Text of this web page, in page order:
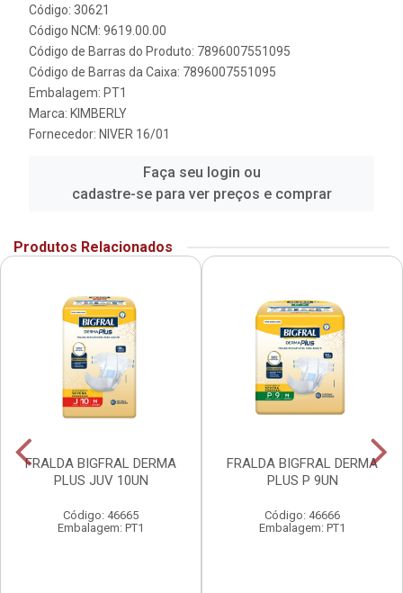
Código: 30621
Código NCM: 9619.00.00
Código de Barras do Produto: 7896007551095
Código de Barras da Caixa: 7896007551095
Embalagem: PT1
Marca: KIMBERLY
Fornecedor: NIVER 16/01
Faça seu login ou
cadastre-se para ver preços e comprar
Produtos Relacionados
FRALDA BIGFRAL DERMA
PLUS JUV 10UN
Código: 46665
Embalagem: PT1
FRALDA BIGFRAL DERMA
PLUS P 9UN
Código: 46666
Embalagem: PT1